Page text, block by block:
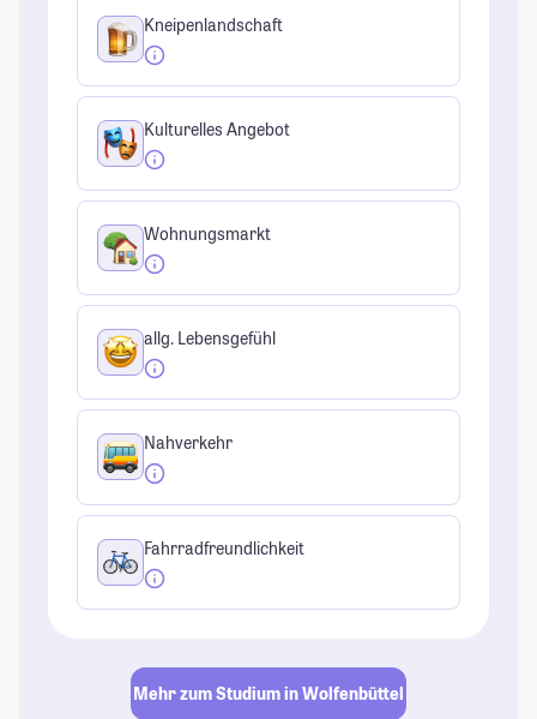
Kneipenlandschaft
Kulturelles Angebot
Wohnungsmarkt
allg. Lebensgefühl
Nahverkehr
Fahrradfreundlichkeit
Mehr zum Studium in Wolfenbüttel